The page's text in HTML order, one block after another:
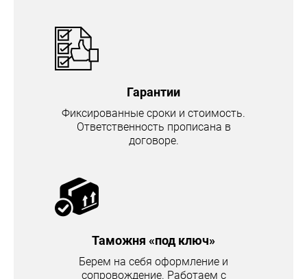
Гарантии
Фиксированные сроки и стоимость.
Ответственность прописана в
договоре.
Таможня «под ключ»
Берем на себя оформление и
сопровождение. Работаем с